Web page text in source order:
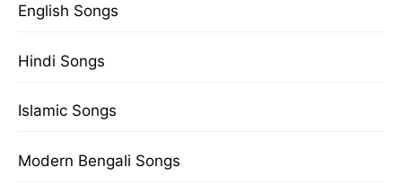
English Songs
Hindi Songs
Islamic Songs
Modern Bengali Songs